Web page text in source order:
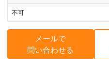
不可
メールで
問い合わせる